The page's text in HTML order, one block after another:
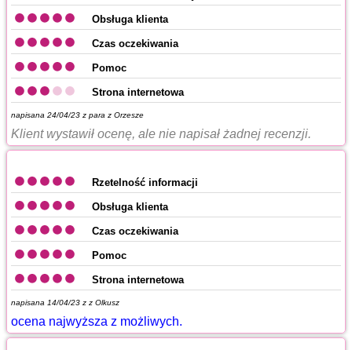
Obsługa klienta
Czas oczekiwania
Pomoc
Strona internetowa
napisana 24/04/23 z para z Orzesze
Klient wystawił ocenę, ale nie napisał żadnej recenzji.
Rzetelność informacji
Obsługa klienta
Czas oczekiwania
Pomoc
Strona internetowa
napisana 14/04/23 z z Olkusz
ocena najwyższa z możliwych.